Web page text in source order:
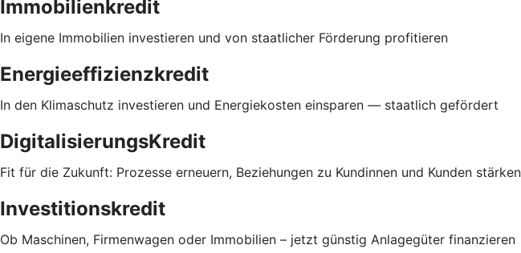
Immobilienkredit
In eigene Immobilien investieren und von staatlicher Förderung profitieren
Energieeffizienzkredit
In den Klimaschutz investieren und Energiekosten einsparen — staatlich gefördert
DigitalisierungsKredit
Fit für die Zukunft: Prozesse erneuern, Beziehungen zu Kundinnen und Kunden stärken
Investitionskredit
Ob Maschinen, Firmenwagen oder Immobilien – jetzt günstig Anlagegüter finanzieren